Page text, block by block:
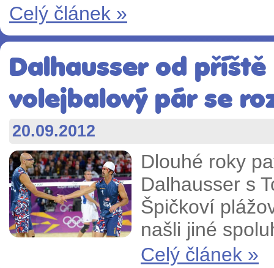
Celý článek »
Dalhausser od příště
volejbalový pár se
20.09.2012
Dlouhé roky
Dalhausser s
Špičkoví
našli jiné
Celý článek »